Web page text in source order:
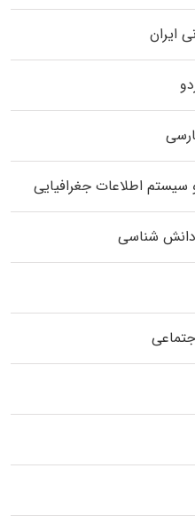
ایران
اطلاعات جغرافیایی
دانش شناسی